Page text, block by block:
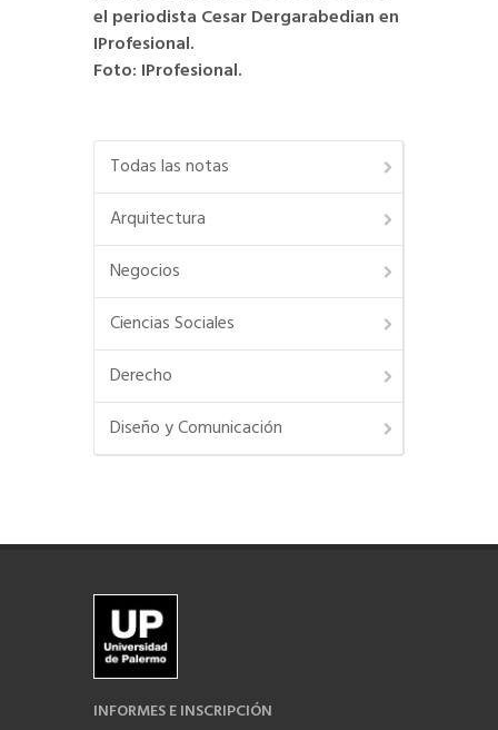
el periodista Cesar Dergarabedian en
IProfesional.
Foto: IProfesional.
Todas las notas
Arquitectura
Negocios
Ciencias Sociales
Derecho
Diseño y Comunicación
INFORMES E INSCRIPCIÓN